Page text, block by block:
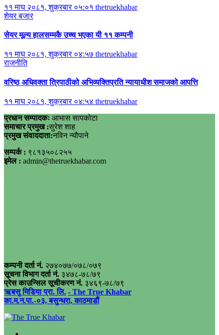
११ माघ २०८१, शुक्रबार ०५:०१ thetruekhabar
शेयर बजार
सेयर मूल्य हालसम्मकै उच्च भएका यी ११ कम्पनी
११ माघ २०८१, शुक्रबार ०४:५७ thetruekhabar
राजनीति
वरिष्ठ अधिवक्ता त्रिपाठीको अभिव्यक्तिप्रति न्यायाधीश समाजको आपत्ति
११ माघ २०८१, शुक्रबार ०४:५४ thetruekhabar
प्रधान सम्पादकः आभास सापकोटा
समाचार प्रमुख :सुरेश शाह
प्रमुख संवाददाता:नविन न्यौपाने
सम्पर्क : ९८१३५०८२५५
इमेल : admin@thetruekhabar.com
कम्पनी दर्ता नं. २७४०७७/०७८/०७९
सूचना विभाग दर्ता नं. ३४७८-७८/७९
प्रेस काउन्सिल सूचीकरण नं. ३४६९-७८/७९
ऋबसु मिडिया प्रा. लि. - The True Khabar
का.म.न.पा.-०३, बसुन्धरा, काठमाडौं